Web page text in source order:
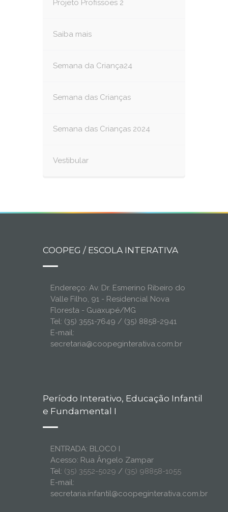
Projeto Profissões 2
Saiba mais
Semana da Criança24
Semana das Crianças
Semana das Crianças 2024
Vestibular
COOPEG / ESCOLA INTERATIVA
Endereço: Av. Dr. Esmerino Ribeiro do
Valle Filho, 91 - Residencial Nova
Floresta - Guaxupé/MG
Tel: (35) 3551-7649 / (35) 8858-2941
E-mail:
secretaria@coopeginterativa.com.br
Período Interativo, Educação Infantil
e Fundamental I
ENTRADA: BLOCO I
Acesso: Rua Ângelo Zampar
Tel: (35) 3552-5029 / (35) 98858-1055
E-mail:
secretaria.infantil@coopeginterativa.com.br